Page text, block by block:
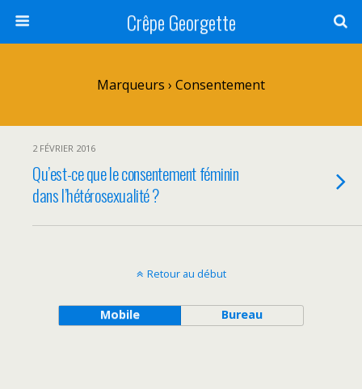
Crêpe Georgette
Marqueurs › Consentement
2 FÉVRIER 2016
Qu’est-ce que le consentement féminin
dans l’hétérosexualité ?
Retour au début
Mobile Bureau